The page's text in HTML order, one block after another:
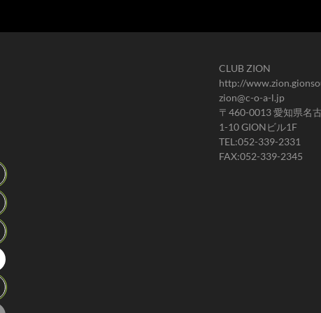
CLUB ZION
http://
zion@c-o-a-l.jp
〒460-0013 愛知県名
1-10 GIONビル1F
TEL:052-339-2331
FAX:052-339-2345